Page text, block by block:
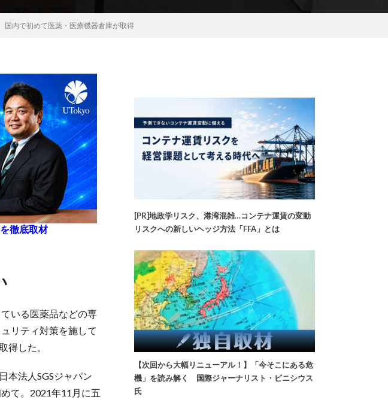
国内で初めて医薬・医療機器倉庫が取得
徹底取材
いる医薬品などの専
リティ対策を施して
得した。
本法人SGSジャパン
て。2021年11月に五
[PR]地政学リスク、港湾混雑…コンテナ運賃の変動
リスクへの新しいヘッジ方法「FFA」とは
【次回から大幅リニューアル！】「今そこにある危
機」を読み解く 国際ジャーナリスト・ビニシウス
氏